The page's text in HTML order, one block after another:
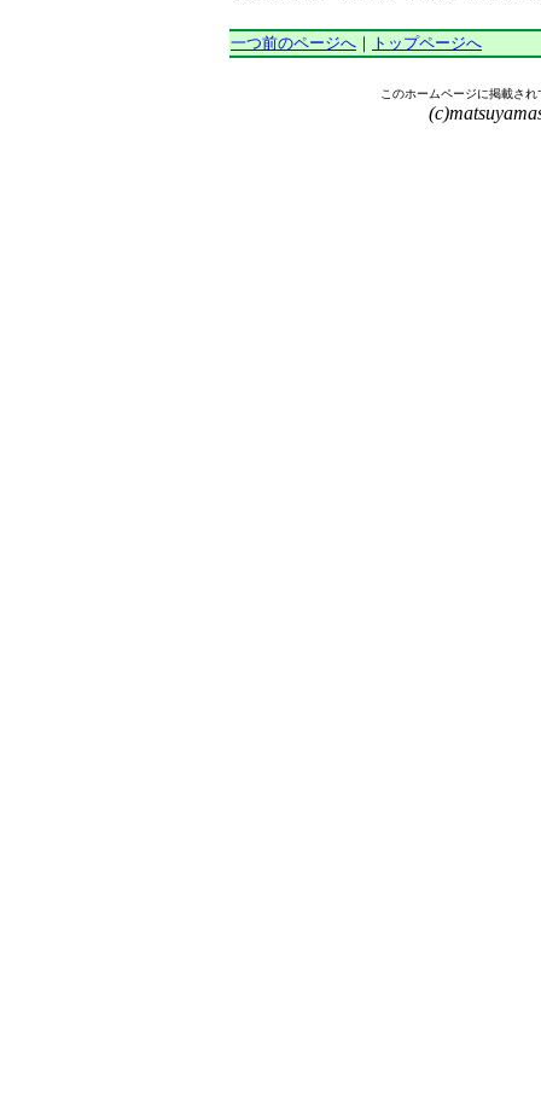
一つ前のページへ ｜ トップページへ
このホームページに掲載さ